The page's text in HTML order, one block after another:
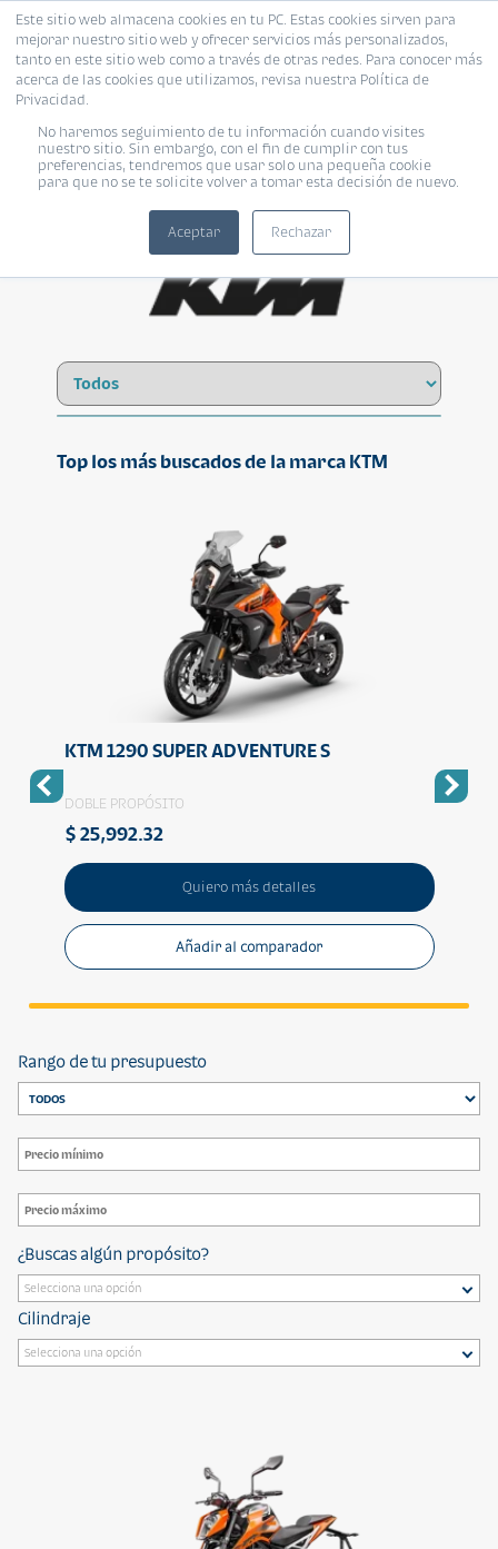
Este sitio web almacena cookies en tu PC. Estas cookies sirven para
mejorar nuestro sitio web y ofrecer servicios más personalizados,
tanto en este sitio web como a través de otras redes. Para conocer más
acerca de las cookies que utilizamos, revisa nuestra Política de
Privacidad.
No haremos seguimiento de tu información cuando visites
nuestro sitio. Sin embargo, con el fin de cumplir con tus
preferencias, tendremos que usar solo una pequeña cookie
para que no se te solicite volver a tomar esta decisión de nuevo.
Aceptar Rechazar
KTM
Top los más buscados de la marca KTM
KTM 1290 SUPER ADVENTURE S
DOBLE PROPÓSITO
$ 25,992.32
Quiero más detalles
Añadir al comparador
Rango de tu presupuesto
¿Buscas algún propósito?
Cilindraje